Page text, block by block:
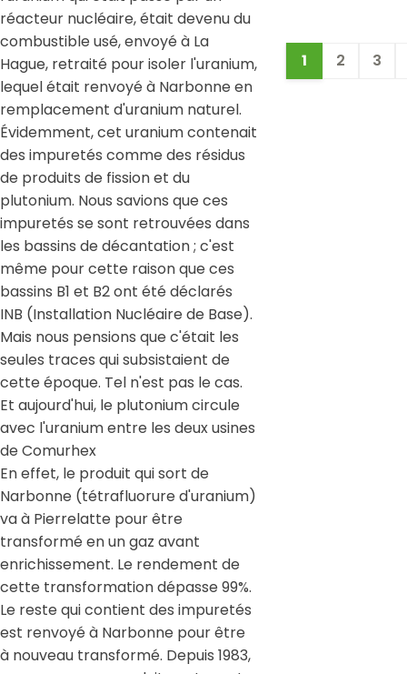
réacteur nucléaire, était devenu du
combustible usé, envoyé à La
Hague, retraité pour isoler l'uranium,
lequel était renvoyé à Narbonne en
remplacement d'uranium naturel.
Évidemment, cet uranium contenait
des impuretés comme des résidus
de produits de fission et du
plutonium. Nous savions que ces
impuretés se sont retrouvées dans
les bassins de décantation ; c'est
même pour cette raison que ces
bassins B1 et B2 ont été déclarés
INB (Installation Nucléaire de Base).
Mais nous pensions que c'était les
seules traces qui subsistaient de
cette époque. Tel n'est pas le cas.
Et aujourd'hui, le plutonium circule
avec l'uranium entre les deux usines
de Comurhex
En effet, le produit qui sort de
Narbonne (tétrafluorure d'uranium)
va à Pierrelatte pour être
transformé en un gaz avant
enrichissement. Le rendement de
cette transformation dépasse 99%.
Le reste qui contient des impuretés
est renvoyé à Narbonne pour être
à nouveau transformé. Depuis 1983,
1 2 3